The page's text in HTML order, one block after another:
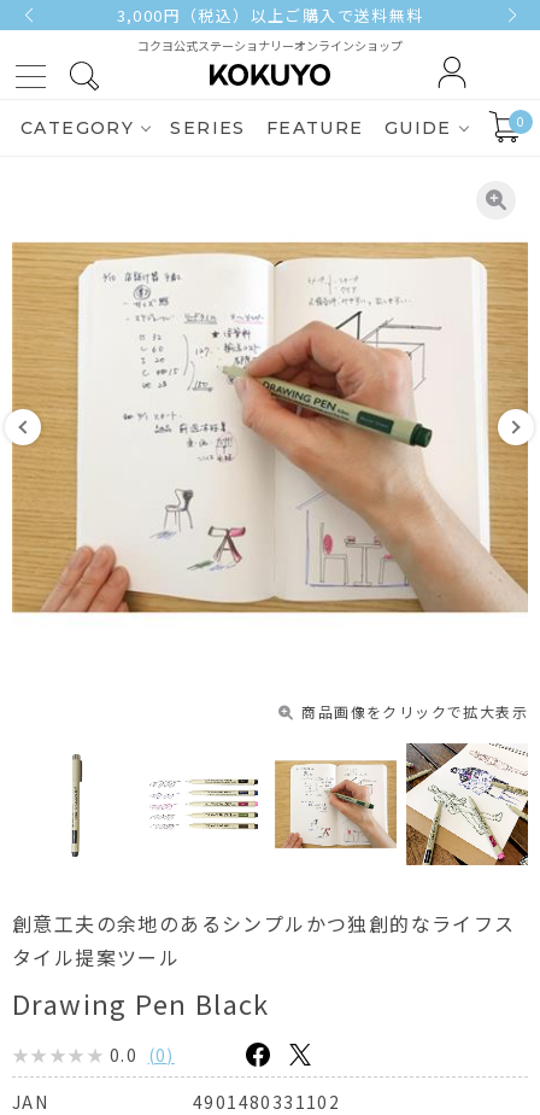
3,000円（税込）以上ご購入で送料無料
コクヨ公式ステーショナリーオンラインショップ
CATEGORY SERIES FEATURE GUIDE 0
商品画像をクリックで拡大表示
創意工夫の余地のあるシンプルかつ独創的なライフス
タイル提案ツール
Drawing Pen Black
0.0 (0)
JAN
4901480331102